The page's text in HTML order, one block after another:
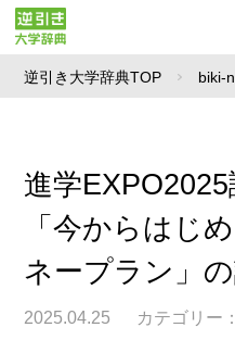
逆引き大学辞典TOP biki-
進学
「今からはじ
ネープラン」
2025.04.25 カテゴリー